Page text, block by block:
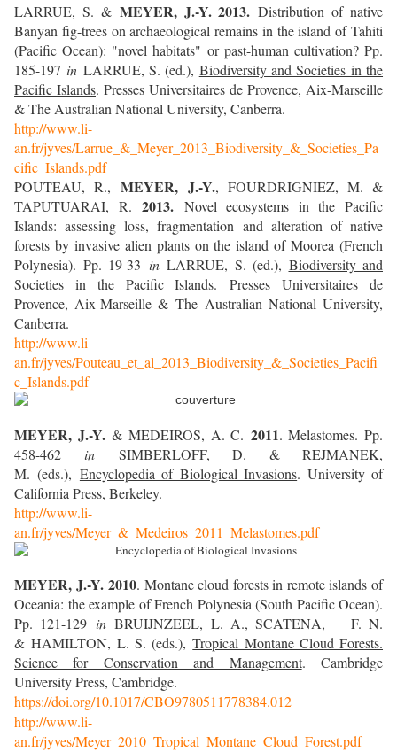
LARRUE, S. & MEYER, J.-Y. 2013. Distribution of native
Banyan fig-trees on archaeological remains in the island of Tahiti
(Pacific Ocean): "novel habitats" or past-human cultivation? Pp.
185-197 in LARRUE, S. (ed.), Biodiversity and Societies in the
Pacific Islands. Presses Universitaires de Provence, Aix-Marseille
& The Australian National University, Canberra.
http://www.li-
an.fr/jyves/Larrue_&_Meyer_2013_Biodiversity_&_Societies_Pa
cific_Islands.pdf
POUTEAU, R.,MEYER, J.-Y., FOURDRIGNIEZ, M. &
TAPUTUARAI, R.2013. Novel ecosystems in the Pacific
Islands: assessing loss, fragmentation and alteration of native
forests by invasive alien plants on the island of Moorea (French
Polynesia). Pp. 19-33 in LARRUE, S. (ed.), Biodiversity and
Societies in the Pacific Islands.Presses Universitaires de
Provence, Aix-Marseille & The Australian National University,
Canberra.
http://www.li-
an.fr/jyves/Pouteau_et_al_2013_Biodiversity_&_Societies_Pacifi
c_Islands.pdf
MEYER, J.-Y.& MEDEIROS, A. C. 2011. Melastomes. Pp.
458-462 in SIMBERLOFF, D. & REJMANEK,
M. (eds.), Encyclopedia of Biological Invasions. University of
California Press, Berkeley.
http://www.li-
an.fr/jyves/Meyer_&_Medeiros_2011_Melastomes.pdf
MEYER, J.-Y. 2010. Montane cloud forests in remote islands of
Oceania: the example of French Polynesia (South Pacific Ocean).
Pp. 121-129 inBRUIJNZEEL, L. A., SCATENA, F. N.
& HAMILTON, L. S. (eds.),Tropical Montane Cloud Forests.
Science for Conservation and Management. Cambridge
University Press, Cambridge.
https://doi.org/10.1017/CBO9780511778384.012
http://www.li-
an.fr/jyves/Meyer_2010_Tropical_Montane_Cloud_Forest.pdf